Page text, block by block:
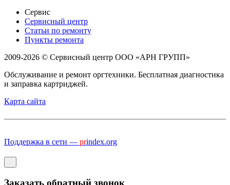
Сервис
Сервисный центр
Статьи по ремонту
Пункты ремонта
2009-2026 © Сервисный центр ООО «АРН ГРУПП»
Обслуживание и ремонт оргтехники. Бесплатная диагностика
и заправка картриджей.
Карта сайта
Поддержка в сети — prindex.org
Заказать обратный звонок